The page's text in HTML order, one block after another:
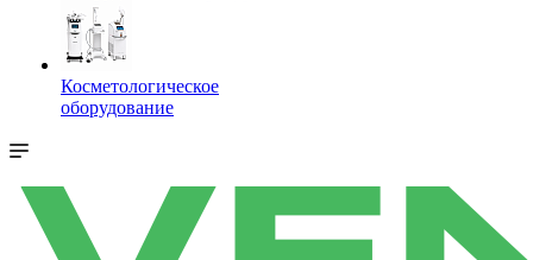
Косметологическое
оборудование